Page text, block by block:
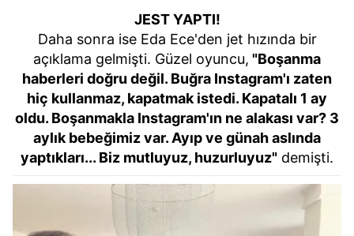
JEST YAPTI!
Daha sonra ise Eda Ece'den jet hızında bir
açıklama gelmişti. Güzel oyuncu, "Boşanma
haberleri doğru değil. Buğra Instagram'ı zaten
hiç kullanmaz, kapatmak istedi. Kapatalı 1 ay
oldu. Boşanmakla Instagram'ın ne alakası var? 3
aylık bebeğimiz var. Ayıp ve günah aslında
yaptıkları... Biz mutluyuz, huzurluyuz" demişti.